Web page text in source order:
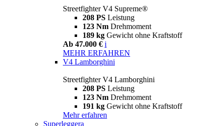
Streetfighter V4 Supreme®
208 PS Leistung
123 Nm Drehmoment
189 kg Gewicht ohne Kraftstoff
Ab 47.000 € i
MEHR ERFAHREN
V4 Lamborghini
Streetfighter V4 Lamborghini
208 PS Leistung
123 Nm Drehmoment
191 kg Gewicht ohne Kraftstoff
Mehr erfahren
Superleggera